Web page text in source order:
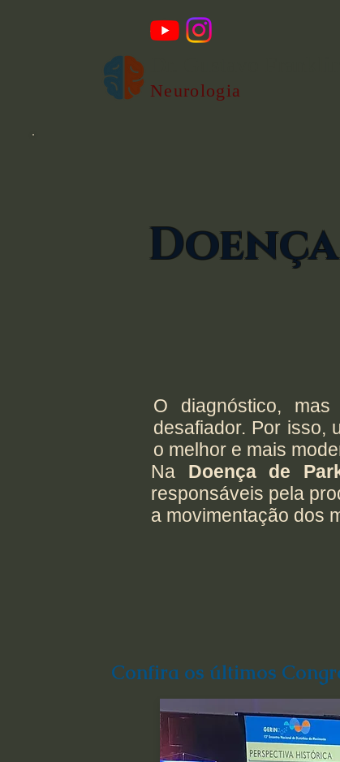
Neurologia
O diagnóstico,
desafiador. Por isso,
o melhor e mais
Na Doença de
responsáveis pela
a movimentação dos
Confira os últimos